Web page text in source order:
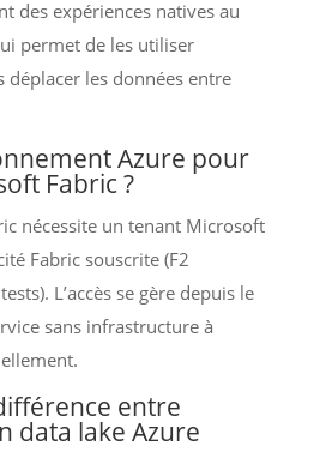
des expériences natives au
permet de les utiliser
déplacer les données entre
Azure pour
Fabric ?
nécessite un tenant Microsoft
Fabric souscrite (F2
L’accès se gère depuis le
sans infrastructure à
entre
data lake Azure